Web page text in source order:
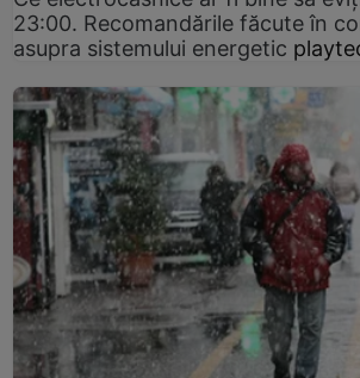
23:00. Recomandările făcute în
asupra sistemului energetic